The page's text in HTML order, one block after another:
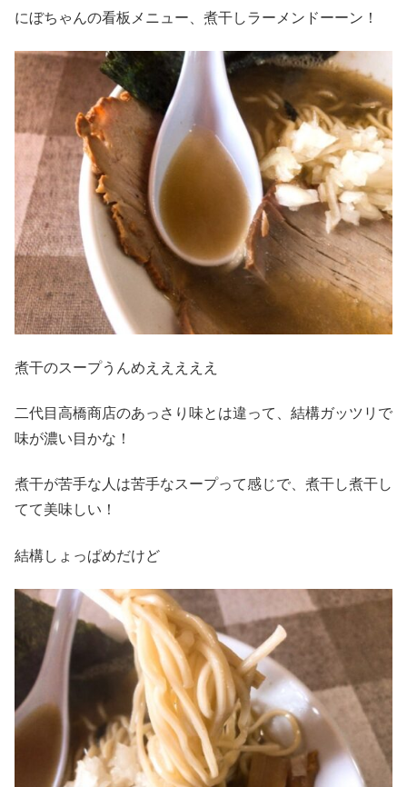
にぼちゃんの看板メニュー、煮干しラーメンドーーン！
煮干のスープうんめえええええ
二代目高橋商店のあっさり味とは違って、結構ガッツリで
味が濃い目かな！
煮干が苦手な人は苦手なスープって感じで、煮干し煮干し
てて美味しい！
結構しょっぱめだけど